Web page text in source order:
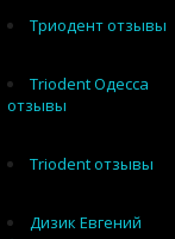
Триодент отзывы
Triodent Одесса
отзывы
Triodent отзывы
Дизик Евгений